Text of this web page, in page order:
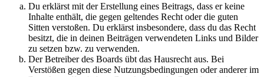
Du erklärst mit der Erstellung eines Beitrags, dass er keine
Inhalte enthält, die gegen geltendes Recht oder die guten
Sitten verstoßen. Du erklärst insbesondere, dass du das Recht
besitzt, die in deinen Beiträgen verwendeten Links und Bilder
zu setzen bzw. zu verwenden.
Der Betreiber des Boards übt das Hausrecht aus. Bei
Verstößen gegen diese Nutzungsbedingungen oder anderer im